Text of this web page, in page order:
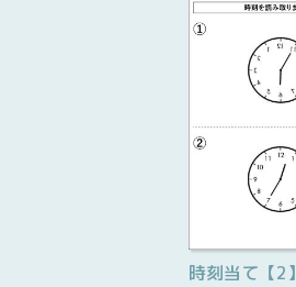
時刻当て【2】